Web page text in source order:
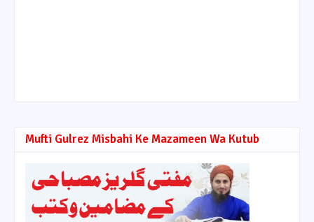
Mufti Gulrez Misbahi Ke Mazameen Wa Kutub